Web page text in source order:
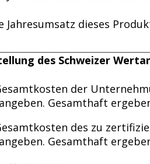
dieses
des Schweizer
der
Gesamthaft
des zu
Gesamthaft